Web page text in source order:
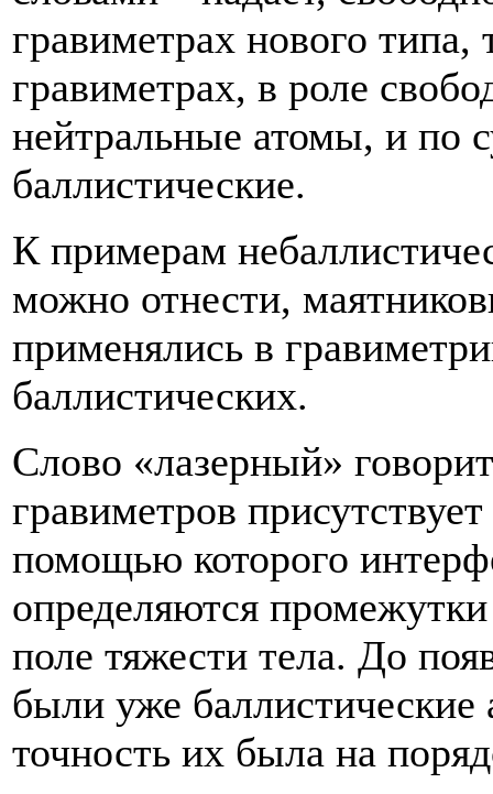
гравиметрах нового
гравиметрах, в роле
нейтральные атомы, и по
баллистические.
К примерам
можно отнести,
применялись в
баллистических.
Слово «лазерный»
гравиметров
помощью которого
определяются
поле тяжести тела. До
были уже
точность их была на